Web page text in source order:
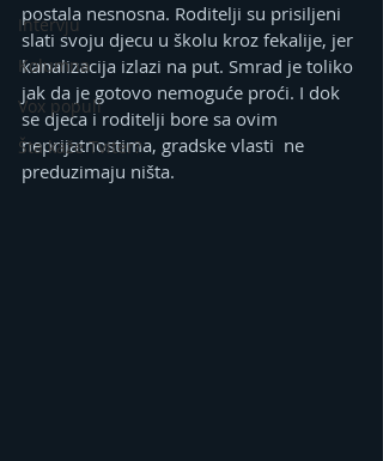
Intervju
Kolumna
Vox populi
Šta kaže Tviter?
postala nesnosna. Roditelji su prisiljeni
slati svoju djecu u školu kroz fekalije, jer
kanalizacija izlazi na put. Smrad je toliko
jak da je gotovo nemoguće proći. I dok
se djeca i roditelji bore sa ovim
neprijatnostima, gradske vlasti  ne
preduzimaju ništa.